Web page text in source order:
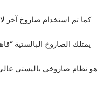
كما تم استخدام صاروخ آخر